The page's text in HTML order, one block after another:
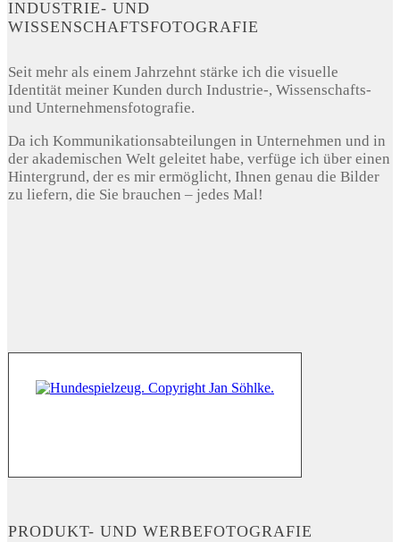
INDUSTRIE- UND
WISSENSCHAFTSFOTOGRAFIE
Seit mehr als einem Jahrzehnt stärke ich die visuelle
Identität meiner Kunden durch Industrie-, Wissenschafts-
und Unternehmensfotografie.
Da ich Kommunikationsabteilungen in Unternehmen und in
der akademischen Welt geleitet habe, verfüge ich über einen
Hintergrund, der es mir ermöglicht, Ihnen genau die Bilder
zu liefern, die Sie brauchen – jedes Mal!
PRODUKT- UND WERBEFOTOGRAFIE